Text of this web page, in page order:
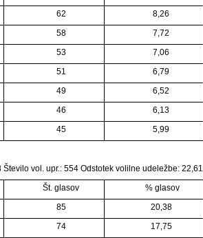
62
8,26
58
7,72
53
7,06
51
6,79
49
6,52
46
6,13
45 5,99
vol. upr.: 554 Odstotek volilne udeležbe: 22,61
Št. glasov
% glasov
85
20,38
74
17,75